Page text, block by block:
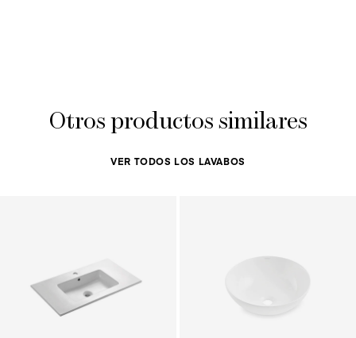
Otros productos similares
VER TODOS LOS LAVABOS